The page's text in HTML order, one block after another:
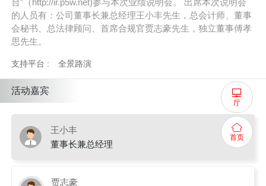
台”（http://ir.p5w.net)参与本次业绩说明会。 出席本次说明会
的人员有：公司董事长兼总经理王小丰先生，总会计师、董事
会秘书、总法律顾问、首席合规官贾志豪先生，独立董事傅孝
思先生。
支持平台 : 全景路演
活动嘉宾
王小丰
董事长兼总经理
贾志豪
厅
首页